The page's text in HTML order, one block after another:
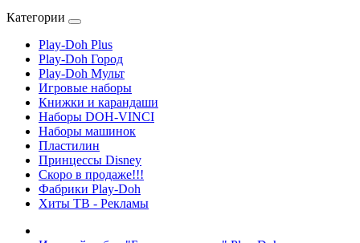
Категории
Play-Doh Plus
Play-Doh Город
Play-Doh Мульт
Игровые наборы
Книжки и карандаши
Наборы DOH-VINCI
Наборы машинок
Пластилин
Принцессы Disney
Скоро в продаже!!!
Фабрики Play-Doh
Хиты ТВ - Рекламы